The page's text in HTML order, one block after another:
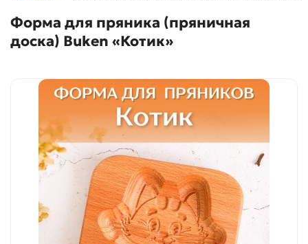
Форма для пряника (пряничная
доска) Buken «Котик»